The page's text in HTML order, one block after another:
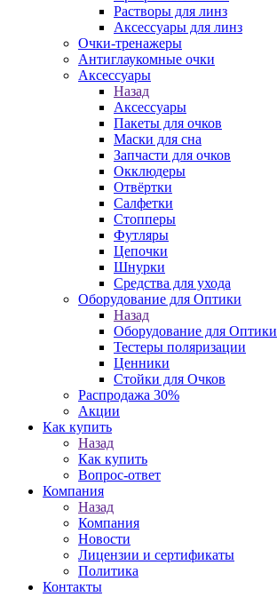
Растворы для линз
Аксессуары для линз
Очки-тренажеры
Антиглаукомные очки
Аксессуары
Назад
Аксессуары
Пакеты для очков
Маски для сна
Запчасти для очков
Окклюдеры
Отвёртки
Салфетки
Стопперы
Футляры
Цепочки
Шнурки
Средства для ухода
Оборудование для Оптики
Назад
Оборудование для Оптики
Тестеры поляризации
Ценники
Стойки для Очков
Распродажа 30%
Акции
Как купить
Назад
Как купить
Вопрос-ответ
Компания
Назад
Компания
Новости
Лицензии и сертификаты
Политика
Контакты